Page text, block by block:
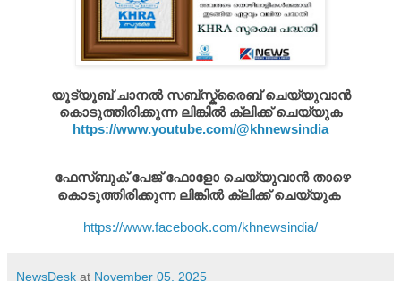
യൂട്യൂബ് ചാനൽ സബ്സ്ക്രൈബ് ചെയ്യുവാൻ
കൊടുത്തിരിക്കുന്ന ലിങ്കിൽ ക്ലിക്ക് ചെയ്യുക
https://www.youtube.com/@khnewsindia
ഫേസ്ബുക് പേജ് ഫോളോ ചെയ്യുവാൻ താഴെ
കൊടുത്തിരിക്കുന്ന ലിങ്കിൽ ക്ലിക്ക് ചെയ്യുക
https://www.facebook.com/khnewsindia/
NewsDesk at November 05, 2025